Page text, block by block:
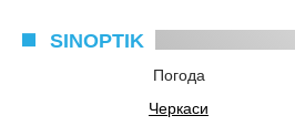
SINOPTIK
Погода
Черкаси